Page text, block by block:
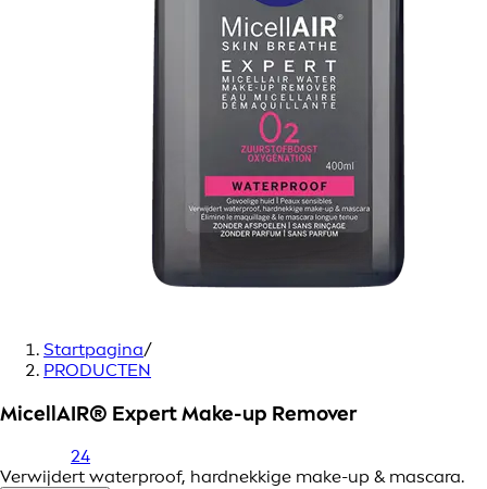
Startpagina/
PRODUCTEN
MicellAIR® Expert Make-up Remover
24
Verwijdert waterproof, hardnekkige make-up & mascara.